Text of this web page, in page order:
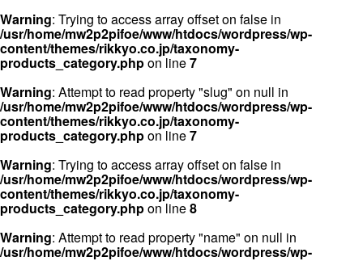
Warning: Trying to access array offset on false in
/usr/home/mw2p2pifoe/www/htdocs/wordpress/wp-
content/themes/rikkyo.co.jp/taxonomy-
products_category.phpon line7
Warning: Attempt to read property "slug" on null in
/usr/home/mw2p2pifoe/www/htdocs/wordpress/wp-
content/themes/rikkyo.co.jp/taxonomy-
products_category.phpon line7
Warning: Trying to access array offset on false in
/usr/home/mw2p2pifoe/www/htdocs/wordpress/wp-
content/themes/rikkyo.co.jp/taxonomy-
products_category.phpon line8
Warning: Attempt to read property "name" on null in
/usr/home/mw2p2pifoe/www/htdocs/wordpress/wp-